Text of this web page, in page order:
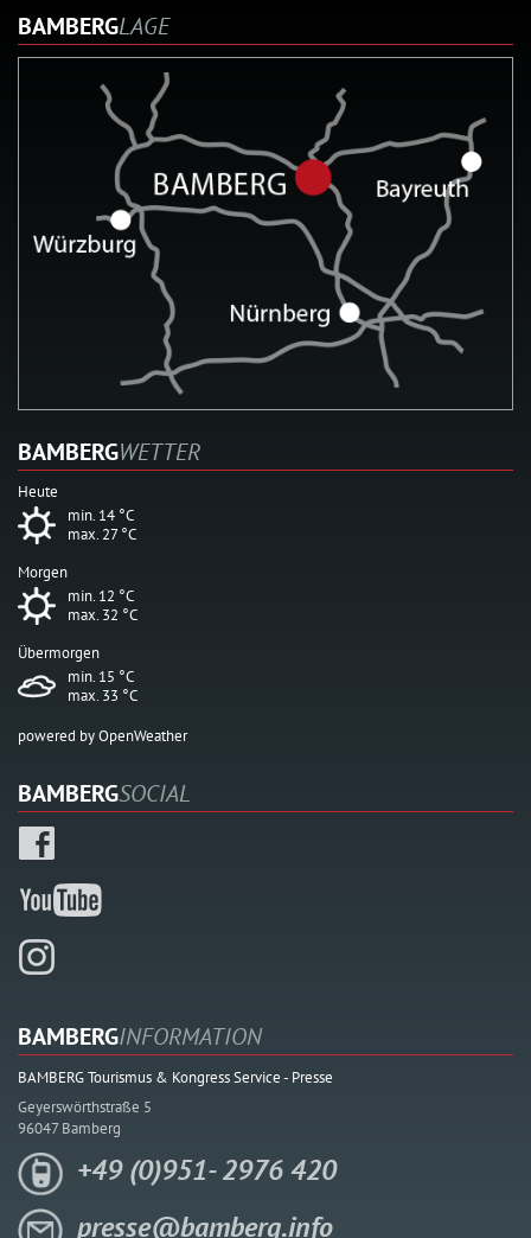
BAMBERGLAGE
BAMBERGWETTER
Heute
min. 14 °C
max. 27 °C
Morgen
min. 12 °C
max. 32 °C
Übermorgen
min. 15 °C
max. 33 °C
powered by OpenWeather
BAMBERGSOCIAL
BAMBERGINFORMATION
BAMBERG Tourismus & Kongress Service - Presse
Geyerswörthstraße 5
96047 Bamberg
+49 (0)951- 2976 420
presse@bamberg.info